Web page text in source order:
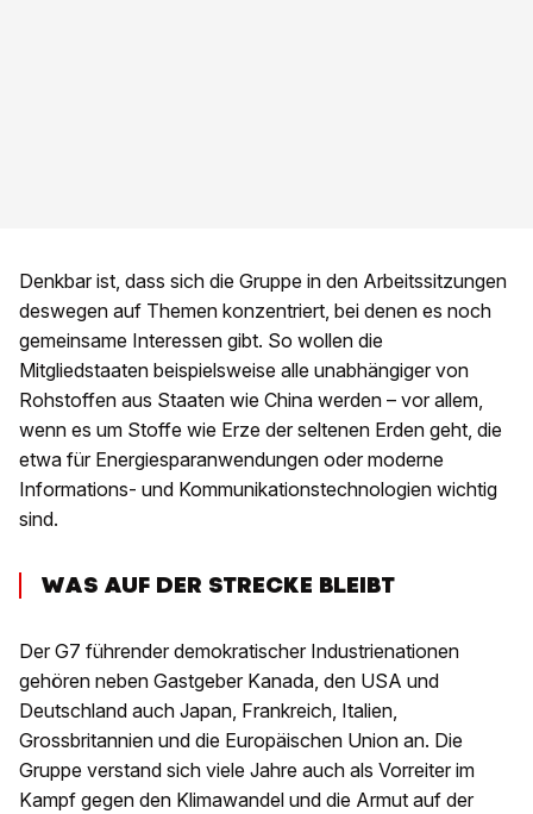
Denkbar ist, dass sich die Gruppe in den Arbeitssitzungen
deswegen auf Themen konzentriert, bei denen es noch
gemeinsame Interessen gibt. So wollen die
Mitgliedstaaten beispielsweise alle unabhängiger von
Rohstoffen aus Staaten wie China werden – vor allem,
wenn es um Stoffe wie Erze der seltenen Erden geht, die
etwa für Energiesparanwendungen oder moderne
Informations- und Kommunikationstechnologien wichtig
sind.
WAS AUF DER STRECKE BLEIBT
Der G7 führender demokratischer Industrienationen
gehören neben Gastgeber Kanada, den USA und
Deutschland auch Japan, Frankreich, Italien,
Grossbritannien und die Europäischen Union an. Die
Gruppe verstand sich viele Jahre auch als Vorreiter im
Kampf gegen den Klimawandel und die Armut auf der